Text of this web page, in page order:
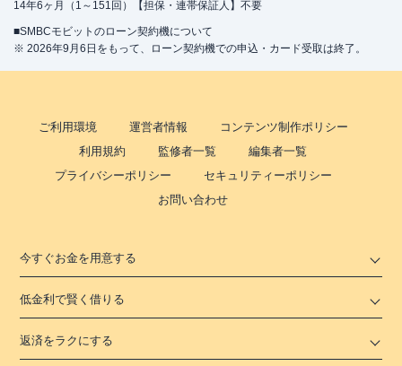
14年6ヶ月（1～151回）【担保・連帯保証人】不要
■SMBCモビットのローン契約機について
※ 2026年9月6日をもって、ローン契約機での申込・カード受取は終了。
ご利用環境 運営者情報
コンテンツ制作ポリシー
利用規約
監修者一覧
編集者一覧
プライバシーポリシー
セキュリティーポリシー
お問い合わせ
今すぐお金を用意する
低金利で賢く借りる
返済をラクにする